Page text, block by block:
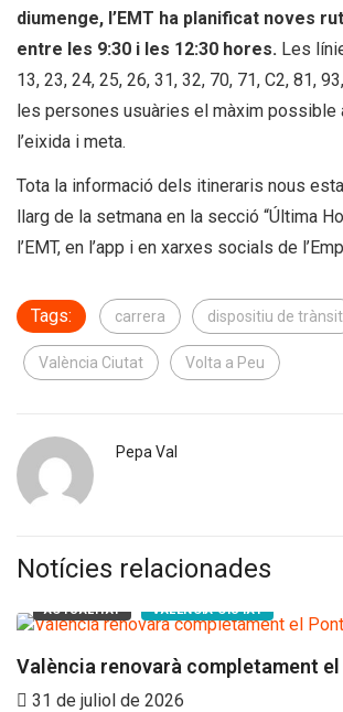
diumenge, l’EMT ha planificat noves
entre les 9:30 i les 12:30 hores. Les
13, 23, 24, 25, 26, 31, 32, 70, 71, C2, 81,
les persones usuàries el màxim possible
l’eixida i meta.
Tota la informació dels itineraris nous
llarg de la setmana en la secció “Última
l’EMT, en l’app i en xarxes socials de
Tags: carrera dispositiu de trànsit
València Ciutat Volta a Peu
Pepa Val
Notícies relacionades
ACTUALITAT VALENCIA CIUTAT
València renovarà completament el
31 de juliol de 2026